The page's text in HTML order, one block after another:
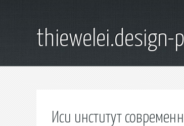
thiewelei.design-
Иси институт